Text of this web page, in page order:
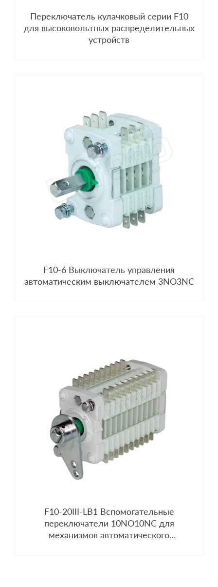
Переключатель кулачковый серии F10
для высоковольтных распределительных
устройств
F10-6 Выключатель управления
автоматическим выключателем 3NO3NC
F10-20III-LB1 Вспомогательные
переключатели 10NO10NC для
механизмов автоматического